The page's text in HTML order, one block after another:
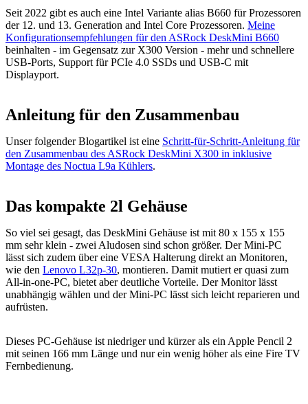
Seit 2022 gibt es auch eine Intel Variante alias B660 für Prozessoren
der 12. und 13. Generation and Intel Core Prozessoren. Meine
Konfigurationsempfehlungen für den ASRock DeskMini B660
beinhalten - im Gegensatz zur X300 Version - mehr und schnellere
USB-Ports, Support für PCIe 4.0 SSDs und USB-C mit
Displayport.
Anleitung für den Zusammenbau
Unser folgender Blogartikel ist eine Schritt-für-Schritt-Anleitung für
den Zusammenbau des ASRock DeskMini X300 in inklusive
Montage des Noctua L9a Kühlers.
Das kompakte 2l Gehäuse
So viel sei gesagt, das DeskMini Gehäuse ist mit 80 x 155 x 155
mm sehr klein - zwei Aludosen sind schon größer. Der Mini-PC
lässt sich zudem über eine VESA Halterung direkt an Monitoren,
wie den Lenovo L32p-30, montieren. Damit mutiert er quasi zum
All-in-one-PC, bietet aber deutliche Vorteile. Der Monitor lässt
unabhängig wählen und der Mini-PC lässt sich leicht reparieren und
aufrüsten.
Dieses PC-Gehäuse ist niedriger und kürzer als ein Apple Pencil 2
mit seinen 166 mm Länge und nur ein wenig höher als eine Fire TV
Fernbedienung.